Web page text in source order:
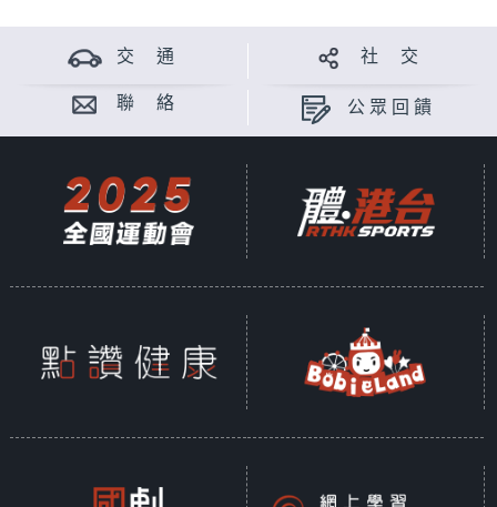
交 通 社 交
聯 絡 公眾回饋